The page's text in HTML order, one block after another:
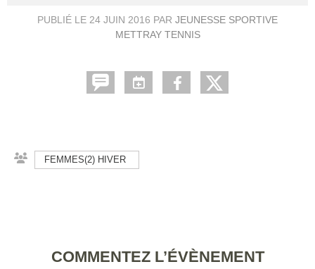
PUBLIÉ LE 24 JUIN 2016 PAR JEUNESSE SPORTIVE
METTRAY TENNIS
FEMMES(2) HIVER
COMMENTEZ L’ÉVÈNEMENT